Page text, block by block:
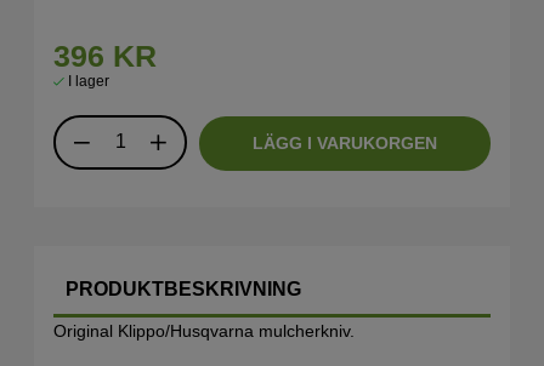
396 KR
I lager
LÄGG I VARUKORGEN
PRODUKTBESKRIVNING
Original Klippo/Husqvarna mulcherkniv.